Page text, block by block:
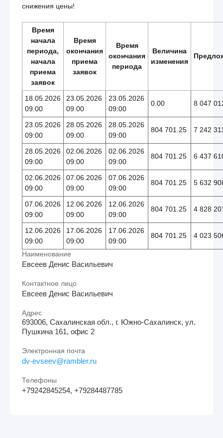
снижения цены!
Время
начала
периода,
начала
приема
заявок
Время
окончания
приема
заявок
Время
окончания
периода
Величина
изменения
18.05.2026
09:00
23.05.2026
09:00
23.05.2026
09:00
0.00 8 047
23.05.2026
09:00
28.05.2026
09:00
28.05.2026
09:00
804 701.25 7 242
28.05.2026
09:00
02.06.2026
09:00
02.06.2026
09:00
804 701.25 6 437
02.06.2026
09:00
07.06.2026
09:00
07.06.2026
09:00
804 701.25 5 632
07.06.2026
09:00
12.06.2026
09:00
12.06.2026
09:00
804 701.25 4 828
12.06.2026
09:00
17.06.2026
09:00
17.06.2026
09:00
804 701.25 4 023
Наименование
Евсеев Денис Васильевич
Контактное лицо
Евсеев Денис Васильевич
Адрес
693006, Сахалинская обл., г. Южно-Сахалинск, ул.
Пушкина 161, офис 2
Электронная почта
dv-evseev@rambler.ru
Телефоны
+79242845254, +79284487785